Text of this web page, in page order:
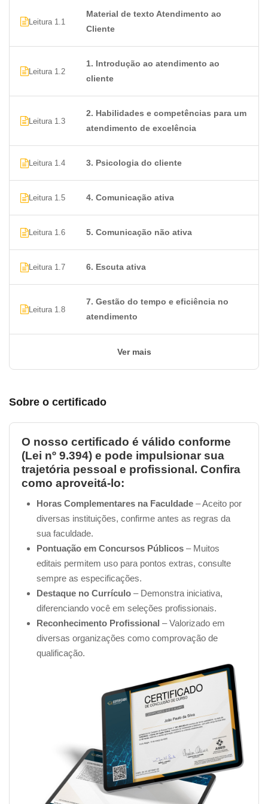
Leitura 1.1
Material de texto Atendimento ao
Cliente
Leitura 1.2
1. Introdução ao atendimento ao
cliente
Leitura 1.3
2. Habilidades e competências para um
atendimento de excelência
Leitura 1.4 3. Psicologia do cliente
Leitura 1.5 4. Comunicação ativa
Leitura 1.6 5. Comunicação não ativa
Leitura 1.7 6. Escuta ativa
Leitura 1.8
7. Gestão do tempo e eficiência no
atendimento
Ver mais
Sobre o certificado
O nosso certificado é válido conforme
(Lei nº 9.394) e pode impulsionar sua
trajetória pessoal e profissional. Confira
como aproveitá-lo:
Horas Complementares na Faculdade – Aceito por
diversas instituições, confirme antes as regras da
sua faculdade.
Pontuação em Concursos Públicos – Muitos
editais permitem uso para pontos extras, consulte
sempre as especificações.
Destaque no Currículo – Demonstra iniciativa,
diferenciando você em seleções profissionais.
Reconhecimento Profissional – Valorizado em
diversas organizações como comprovação de
qualificação.